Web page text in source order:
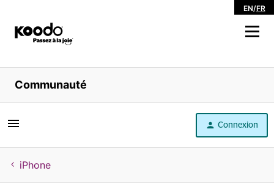
EN/FR
Magasiner
Libre service
Aide
Communauté
Connexion
iPhone